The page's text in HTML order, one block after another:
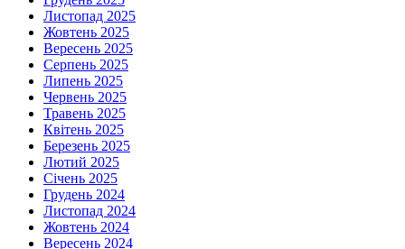
Листопад 2025
Жовтень 2025
Вересень 2025
Серпень 2025
Липень 2025
Червень 2025
Травень 2025
Квітень 2025
Березень 2025
Лютий 2025
Січень 2025
Грудень 2024
Листопад 2024
Жовтень 2024
Вересень 2024